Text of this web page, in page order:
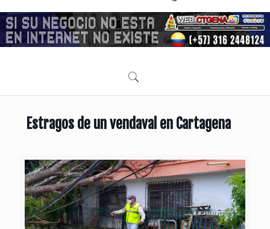
Estragos de un vendaval en Cartagena